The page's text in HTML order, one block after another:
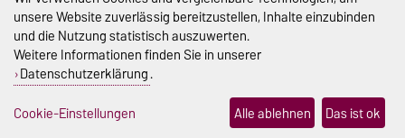
Datenschutz
Barrierefreiheit
Cookie-Einstellungen
unsere Website zuverlässig bereitzustellen, Inhalte einzubinden
und die Nutzung statistisch auszuwerten.
Weitere Informationen finden Sie in unserer
Datenschutzerklärung.
Cookie-Einstellungen
Alle ablehnen Das ist ok